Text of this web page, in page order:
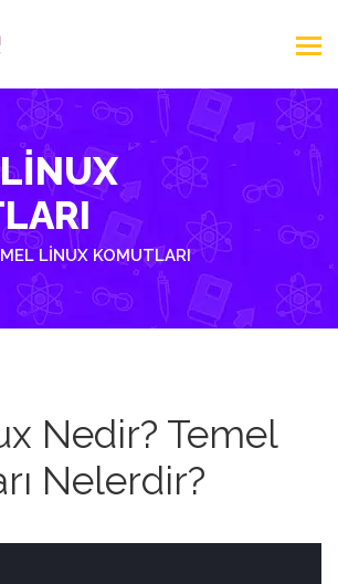
LINUX KOMUTLARI
Nedir? Temel
Nelerdir?